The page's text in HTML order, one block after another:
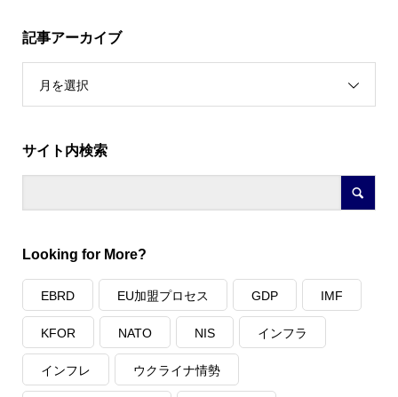
記事アーカイブ
月を選択
サイト内検索
Looking for More?
EBRD EU加盟プロセス GDP IMF
KFOR NATO NIS インフラ
インフレ ウクライナ情勢